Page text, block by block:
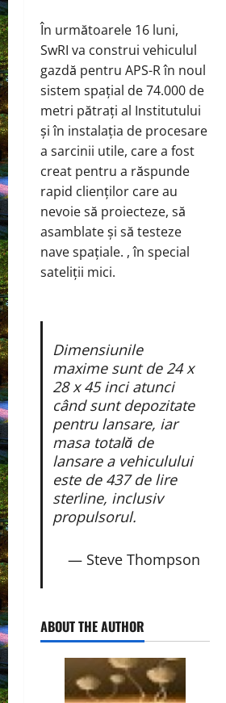
În următoarele 16 luni,
SwRI va construi vehiculul
gazdă pentru APS-R în noul
sistem spațial de 74.000 de
metri pătrați al Institutului
și în instalația de procesare
a sarcinii utile, care a fost
creat pentru a răspunde
rapid clienților care au
nevoie să proiecteze, să
asamblate și să testeze
nave spațiale. , în special
sateliții mici.
Dimensiunile
maxime sunt de 24 x
28 x 45 inci atunci
când sunt depozitate
pentru lansare, iar
masa totală de
lansare a vehiculului
este de 437 de lire
sterline, inclusiv
propulsorul.
— Steve Thompson
ABOUT THE AUTHOR